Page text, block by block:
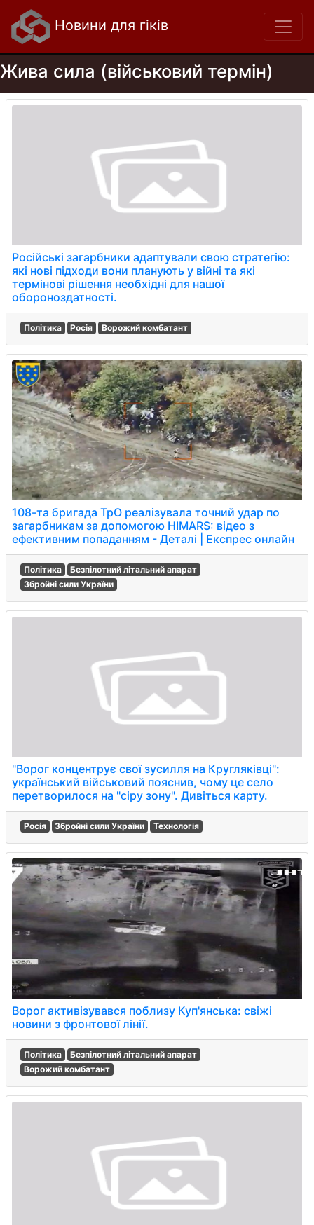
Новини для гіків
Жива сила (військовий термін)
Російські загарбники адаптували свою стратегію:
які нові підходи вони планують у війні та які
термінові рішення необхідні для нашої
обороноздатності.
Політика Росія Ворожий комбатант
108-та бригада ТрО реалізувала точний удар по
загарбникам за допомогою HIMARS: відео з
ефективним попаданням - Деталі | Експрес онлайн
Політика
Безпілотний літальний апарат
Збройні сили України
"Ворог концентрує свої зусилля на Кругляківці":
український військовий пояснив, чому це село
перетворилося на "сіру зону". Дивіться карту.
Росія Збройні сили України Технологія
Ворог активізувався поблизу Куп'янська: свіжі
новини з фронтової лінії.
Політика
Безпілотний літальний апарат
Ворожий комбатант